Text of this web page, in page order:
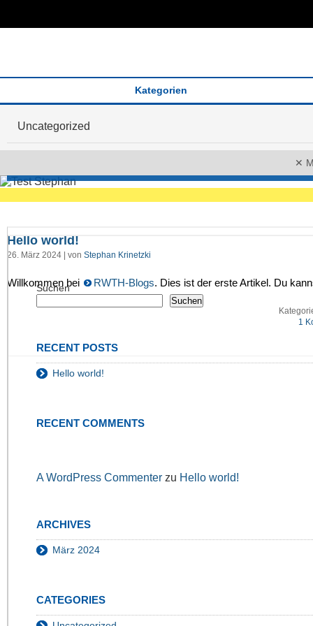
Kategorien
Uncategorized
Hello world!
26. März 2024 | von Stephan Krinetzki
Willkommen bei RWTH-Blogs. Dies ist der erste Artikel. Du
1
Suchen
Suchen
RECENT POSTS
Hello world!
RECENT COMMENTS
A WordPress Commenter zu Hello world!
ARCHIVES
März 2024
CATEGORIES